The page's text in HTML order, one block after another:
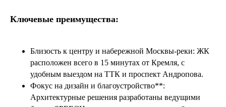
Ключевые преимущества:
Близость к центру и набережной Москвы-реки: ЖК
расположен всего в 15 минутах от Кремля, с
удобным выездом на ТТК и проспект Андропова.
Фокус на дизайн и благоустройство**:
Архитектурные решения разработаны ведущими